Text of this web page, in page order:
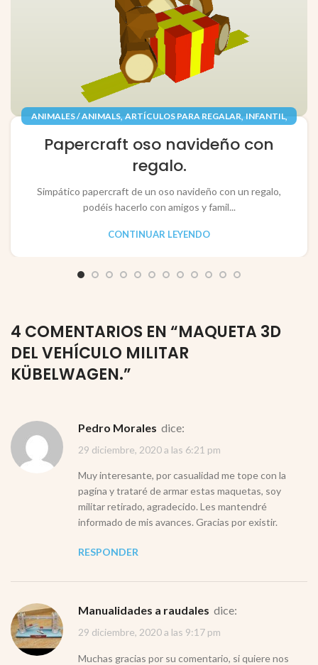
ANIMALES / ANIMALS, ARTÍCULOS PARA REGALAR, INFANTIL,
RECORTABLES PAPERCRAFT
Papercraft oso navideño con
regalo.
Simpático papercraft de un oso navideño con un regalo,
podéis hacerlo con amigos y famil...
CONTINUAR LEYENDO
4 COMENTARIOS EN “MAQUETA 3D
DEL VEHÍCULO MILITAR
KÜBELWAGEN.”
Pedro Morales dice:
29 diciembre, 2020 a las 6:21 pm
Muy interesante, por casualidad me tope con la
pagína y trataré de armar estas maquetas, soy
militar retirado, agradecido. Les mantendré
informado de mis avances. Gracias por existir.
RESPONDER
Manualidades a raudales dice:
29 diciembre, 2020 a las 9:17 pm
Muchas gracias por su comentario, si quiere nos